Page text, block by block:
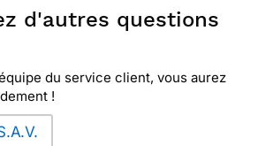
d'autres questions
du service client, vous aurez
!